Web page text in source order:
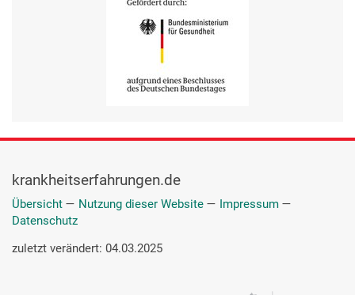
krankheitserfahrungen.de
Übersicht — Nutzung dieser Website — Impressum —
Datenschutz
zuletzt verändert: 04.03.2025